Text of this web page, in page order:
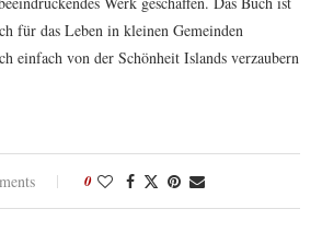
für das Leben in kleinen Gemeinden
einfach von der Schönheit Islands verzaubern
0